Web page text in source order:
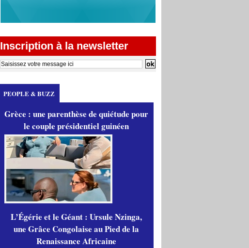
Inscription à la newsletter
PEOPLE & BUZZ
Grèce : une parenthèse de quiétude pour
le couple présidentiel guinéen
L’Égérie et le Géant : Ursule Nzinga,
une Grâce Congolaise au Pied de la
Renaissance Africaine